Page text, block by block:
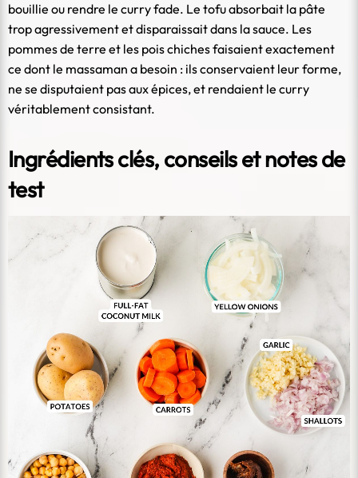
bouillie ou rendre le curry fade. Le tofu absorbait la pâte
trop agressivement et disparaissait dans la sauce. Les
pommes de terre et les pois chiches faisaient exactement
ce dont le massaman a besoin : ils conservaient leur forme,
ne se disputaient pas aux épices, et rendaient le curry
véritablement consistant.
Ingrédients clés, conseils et notes de
test